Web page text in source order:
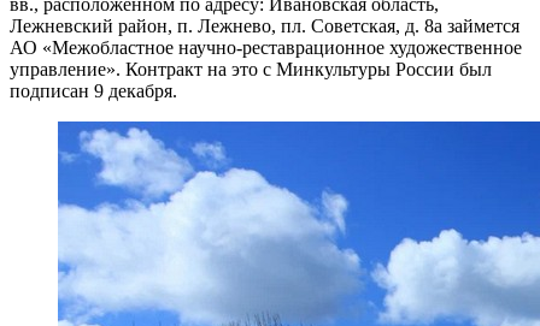
вв., расположенном по адресу: Ивановская область,
Лежневский район, п. Лежнево, пл. Советская, д. 8а займется
АО «Межобластное научно-реставрационное художественное
управление». Контракт на это с Минкультуры России был
подписан 9 декабря.